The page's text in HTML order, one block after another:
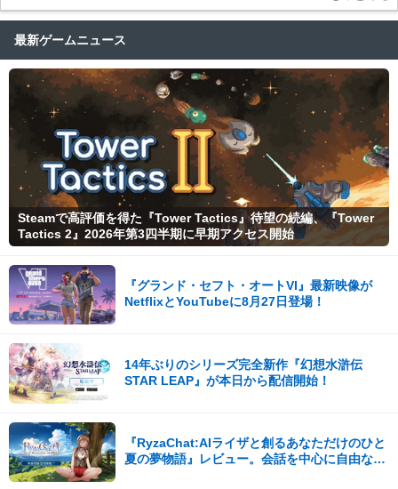
最新ゲームニュース
Steamで高評価を得た『Tower Tactics』待望の続編、『Tower
Tactics 2』2026年第3四半期に早期アクセス開始
『グランド・セフト・オートVI』最新映像が
NetflixとYouTubeに8月27日登場！
14年ぶりのシリーズ完全新作『幻想水滸伝
STAR LEAP』が本日から配信開始！
『RyzaChat:AIライザと創るあなただけのひと
夏の夢物語』レビュー。会話を中心に自由な冒